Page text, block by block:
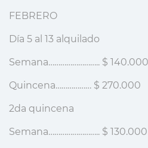
FEBRERO
Día 5 al 13 alquilado
Semana…………………….. $ 140.000
Quincena……………… $ 270.000
2da quincena
Semana…………………….. $ 130.000